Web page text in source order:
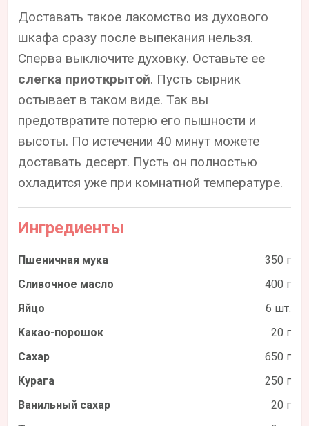
Доставать такое лакомство из духового
шкафа сразу после выпекания нельзя.
Сперва выключите духовку. Оставьте ее
слегка приоткрытой. Пусть сырник
остывает в таком виде. Так вы
предотвратите потерю его пышности и
высоты. По истечении 40 минут можете
доставать десерт. Пусть он полностью
охладится уже при комнатной температуре.
Ингредиенты
Пшеничная мука
350 г
Сливочное масло
400 г
Яйцо
6 шт.
Какао-порошок
20 г
Сахар
650 г
Курага
250 г
Ванильный сахар
20 г